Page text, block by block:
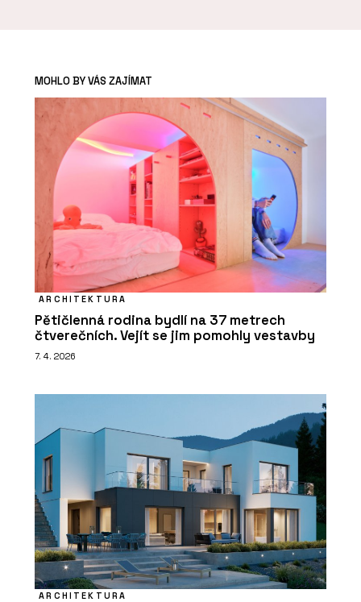
MOHLO BY VÁS ZAJÍMAT
ARCHITEKTURA
Pětičlenná rodina bydlí na 37 metrech
čtverečních. Vejít se jim pomohly vestavby
7. 4. 2026
ARCHITEKTURA